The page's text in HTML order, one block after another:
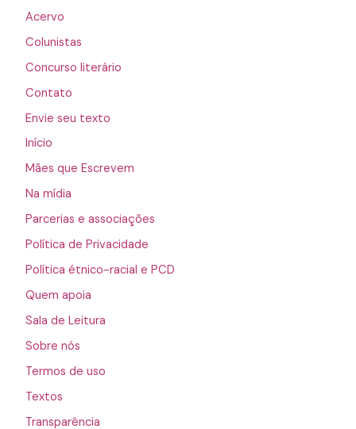
Acervo
Colunistas
Concurso literário
Contato
Envie seu texto
Início
Mães que Escrevem
Na mídia
Parcerias e associações
Política de Privacidade
Política étnico-racial e PCD
Quem apoia
Sala de Leitura
Sobre nós
Termos de uso
Textos
Transparência